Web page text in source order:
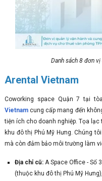
Danh sách 8 đơn
Arental Vietnam
Coworking space Quận 7 tại
Vietnamcung cấp mang đến
tiện ích cho doanh nghiệp. Tọa
khu đô thị Phú Mỹ Hưng. Chúng
mà còn đảm bảo môi trường làm
Địa chỉ cũ: A Space Office - Số
(thuộc khu đô thị Phú Mỹ